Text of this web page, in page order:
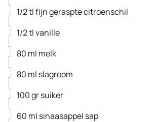
▢
1/2tlfijn geraspte citroenschil
▢
1/2tlvanille
▢
80 ml melk
▢
80 ml slagroom
▢
100grsuiker
▢
60 ml sinaasappel sap